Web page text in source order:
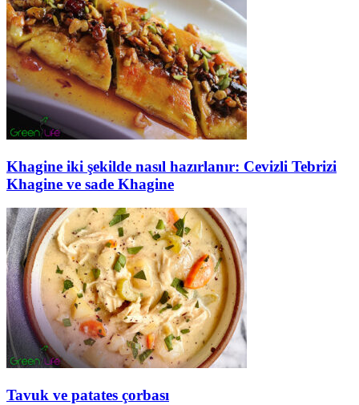
Khagine iki şekilde nasıl hazırlanır: Cevizli Tebrizi
Khagine ve sade Khagine
Tavuk ve patates çorbası